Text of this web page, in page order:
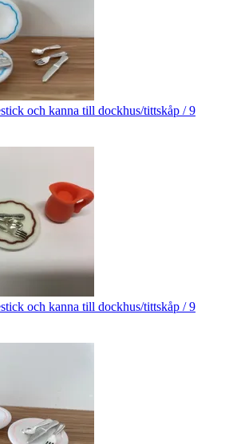
och kanna till dockhus/tittskåp / 9
och kanna till dockhus/tittskåp / 9